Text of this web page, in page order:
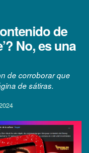
de
No, es una
de corroborar que
de sátiras.